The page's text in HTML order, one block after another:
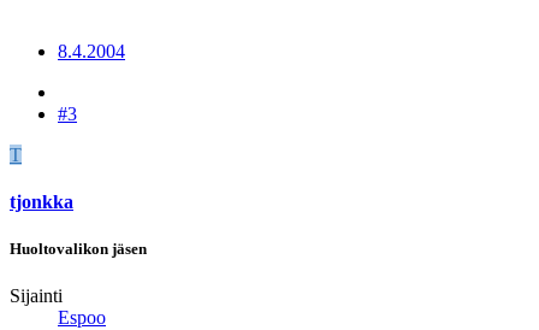
8.4.2004
#3
T
tjonkka
Huoltovalikon jäsen
Sijainti
Espoo